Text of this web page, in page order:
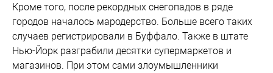
Кроме того, после рекордных снегопадов в ряде
городов началось мародерство. Больше всего таких
случаев регистрировали в Буффало. Также в штате
Нью-Йорк разграбили десятки супермаркетов и
магазинов. При этом сами злоумышленники